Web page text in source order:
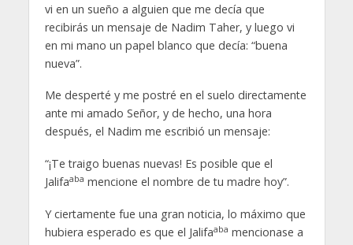
vi en un sueño a alguien que me decía que
recibirás un mensaje de Nadim Taher, y luego vi
en mi mano un papel blanco que decía: “buena
nueva”.
Me desperté y me postré en el suelo directamente
ante mi amado Señor, y de hecho, una hora
después, el Nadim me escribió un mensaje:
“¡Te traigo buenas nuevas! Es posible que el
Jalifaaba mencione el nombre de tu madre hoy”.
Y ciertamente fue una gran noticia, lo máximo que
hubiera esperado es que el Jalifaaba mencionase a